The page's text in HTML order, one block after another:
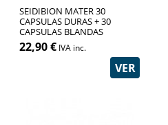
SEIDIBION MATER 30
CAPSULAS DURAS + 30
CAPSULAS BLANDAS
22,90 € IVA inc.
VER